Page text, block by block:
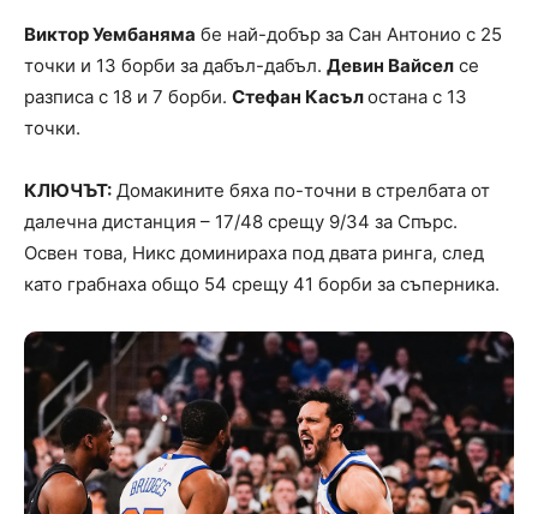
Виктор Уембаняма бе най-добър за Сан Антонио с 25
точки и 13 борби за дабъл-дабъл. Девин Вайсел се
разписа с 18 и 7 борби. Стефан Касълостана с 13
точки.
КЛЮЧЪТ: Домакините бяха по-точни в стрелбата от
далечна дистанция – 17/48 срещу 9/34 за Спърс.
Освен това, Никс доминираха под двата ринга, след
като грабнаха общо 54 срещу 41 борби за съперника.